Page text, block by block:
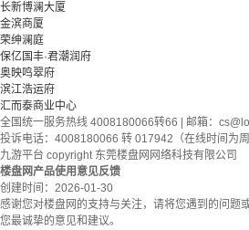
长新博澜大厦
金滨商厦
荣绅澜庭
保亿国丰·君潮润府
奥映鸣翠府
滨江浩运府
汇而泰商业中心
全国统一服务热线 4008180066转66 | 邮箱：
投诉电话：4008180066 转 017942（在线时间为
九游平台 copyright 东莞楼盘网网络科技有限公司
楼盘网产品使用意见反馈
创建时间： 2026-01-30
感谢您对楼盘网的支持与关注，请将您遇到的问题
您最诚挚的意见和建议。